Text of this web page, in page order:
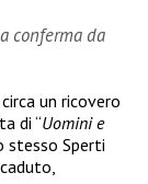
conferma da
un ricovero
di “Uomini e
stesso Sperti